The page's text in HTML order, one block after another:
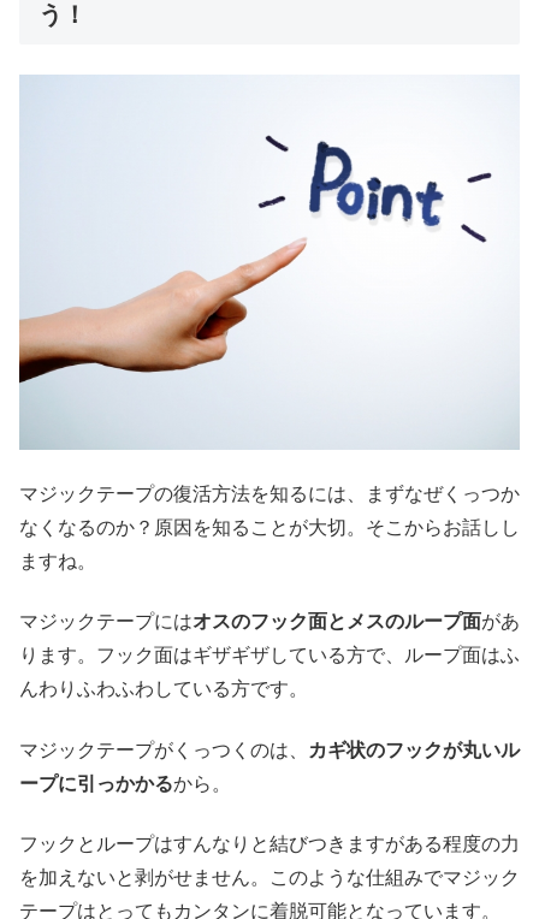
う！
マジックテープの復活方法を知るには、まずなぜくっつか
なくなるのか？原因を知ることが大切。そこからお話しし
ますね。
マジックテープにはオスのフック面とメスのループ面があ
ります。フック面はギザギザしている方で、ループ面はふ
んわりふわふわしている方です。
マジックテープがくっつくのは、
カギ状のフックが丸いル
ープに引っかかるから。
フックとループはすんなりと結びつきますがある程度の力
を加えないと剥がせません。このような仕組みでマジック
テープはとってもカンタンに着脱可能となっています。